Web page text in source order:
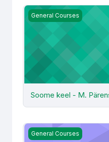
Soome keel - M.
General Courses
Soome keel - M.
Tarbija ostukäitumine
General Courses